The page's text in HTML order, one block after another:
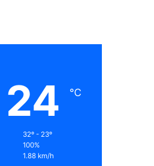
24 ℃
32º - 23º
100%
1.88 km/h